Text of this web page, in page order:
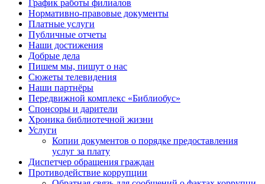
График работы филиалов
Нормативно-правовые документы
Платные услуги
Публичные отчеты
Наши достижения
Добрые дела
Пишем мы, пишут о нас
Сюжеты телевидения
Наши партнёры
Передвижной комплекс «Библиобус»
Спонсоры и дарители
Хроника библиотечной жизни
Услуги
Копии документов о порядке предоставления
услуг за плату
Диспетчер обращения граждан
Противодействие коррупции